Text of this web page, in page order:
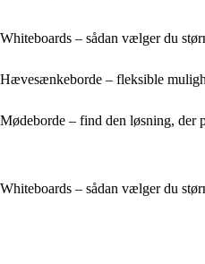
Whiteboards – sådan vælger du
Hævesænkeborde – fleksible
Mødeborde – find den løsning, der
Whiteboards – sådan vælger du